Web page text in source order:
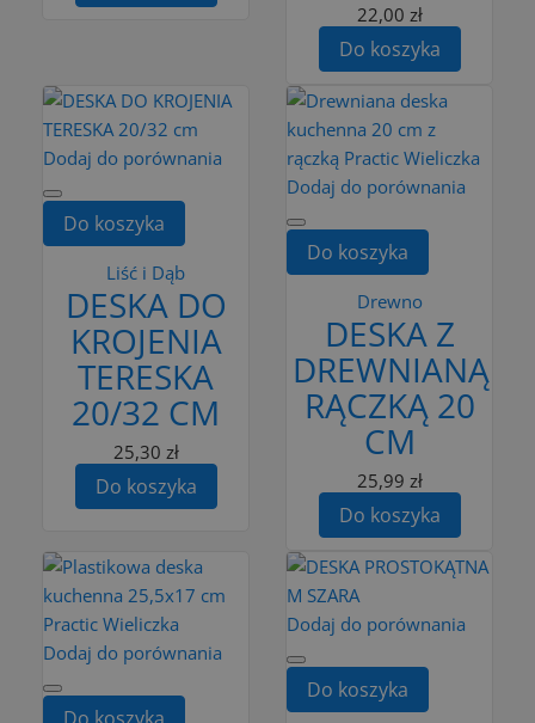
22,00 zł
Do koszyka
Dodaj do porównania
Do koszyka
Liść i Dąb
DESKA DO
KROJENIA
TERESKA
20/32 CM
25,30 zł
Do koszyka
Dodaj do porównania
Do koszyka
Drewno
DESKA Z
DREWNIANĄ
RĄCZKĄ 20
CM
25,99 zł
Do koszyka
Dodaj do porównania
Dodaj do porównania
Do koszyka